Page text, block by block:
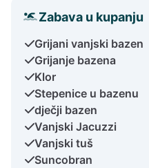
Zabava u kupanju
Grijani vanjski bazen
Grijanje bazena
Klor
Stepenice u bazenu
dječji bazen
Vanjski Jacuzzi
Vanjski tuš
Suncobran